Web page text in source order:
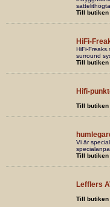
Till butiken
HiFi-
HiFi-
surround
Till butiken
Hifi-
Till butiken
Vi är
Till butiken
Lefflers
Till butiken